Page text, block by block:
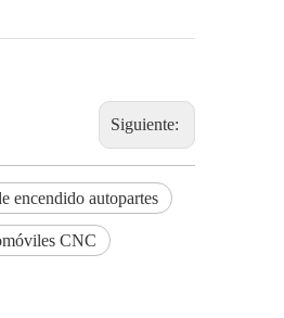
Siguiente:
encendido autopartes
CNC